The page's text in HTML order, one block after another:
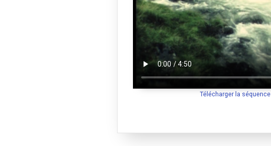
Télécharger la séquence